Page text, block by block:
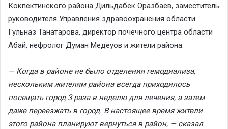
Кокпектинского района Дильдабек Оразбаев, заместитель
руководителя Управления здравоохранения области
Гульназ Танатарова, директор почечного центра области
Абай, нефролог Думан Медеуов и жители района.
— Когда в районе не было отделения гемодиализа,
нескольким жителям района всегда приходилось
посещать город 3 раза в неделю для лечения, а затем
даже переезжать в город. В настоящее время жители
этого района планируют вернуться в район, — сказал